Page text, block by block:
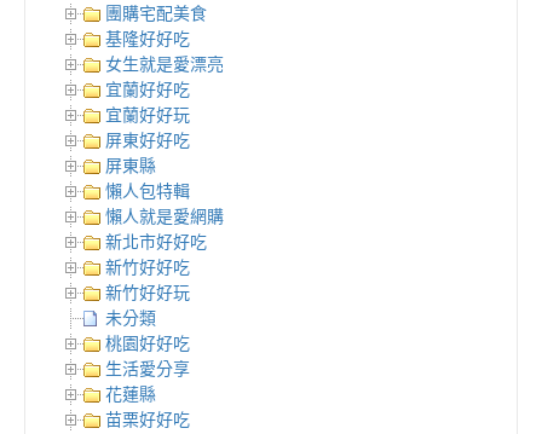
團購宅配美食
基隆好好吃
女生就是愛漂亮
宜蘭好好吃
宜蘭好好玩
屏東好好吃
屏東縣
懶人包特輯
懶人就是愛網購
新北市好好吃
新竹好好吃
新竹好好玩
未分類
桃園好好吃
生活愛分享
花蓮縣
苗栗好好吃